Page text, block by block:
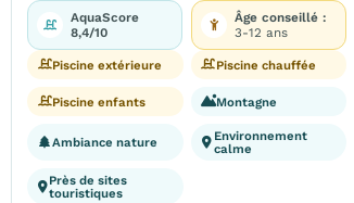
AquaScore
8,4/10
Âge conseillé :
3-12 ans
Piscine extérieure Piscine chauffée
Piscine enfants Montagne
Ambiance nature
Environnement
calme
Près de sites
touristiques